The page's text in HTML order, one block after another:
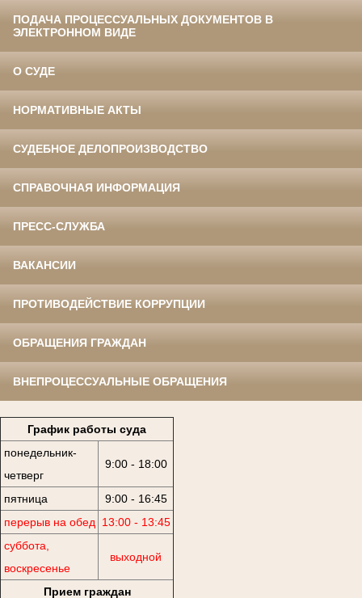
ПОДАЧА ПРОЦЕССУАЛЬНЫХ ДОКУМЕНТОВ В
ЭЛЕКТРОННОМ ВИДЕ
О СУДЕ
НОРМАТИВНЫЕ АКТЫ
СУДЕБНОЕ ДЕЛОПРОИЗВОДСТВО
СПРАВОЧНАЯ ИНФОРМАЦИЯ
ПРЕСС-СЛУЖБА
ВАКАНСИИ
ПРОТИВОДЕЙСТВИЕ КОРРУПЦИИ
ОБРАЩЕНИЯ ГРАЖДАН
ВНЕПРОЦЕССУАЛЬНЫЕ ОБРАЩЕНИЯ
График работы суда
понедельник-
четверг
9:00 - 18:00
пятница
9:00 - 16:45
перерыв на обед
13:00 - 13:45
суббота,
воскресенье
выходной
Прием граждан